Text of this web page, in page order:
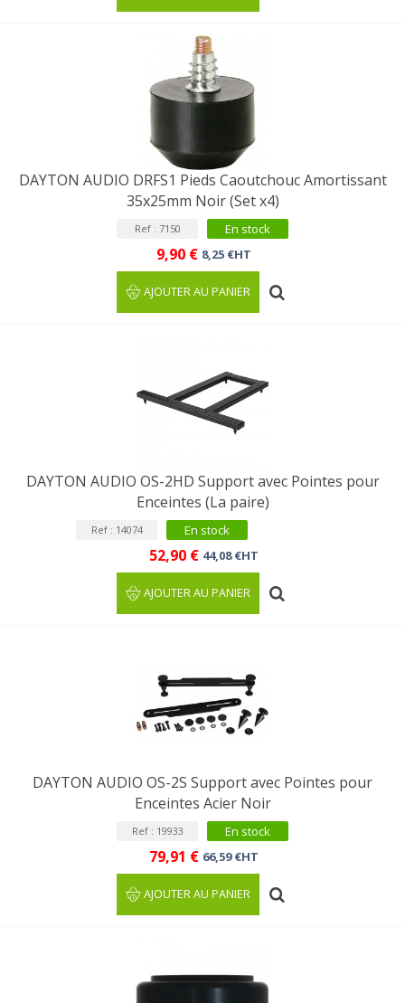
DAYTON AUDIO DRFS1 Pieds Caoutchouc Amortissant
35x25mm Noir (Set x4)
Ref : 7150 En stock
9,90 € 8,25 €HT
AJOUTER AU PANIER
DAYTON AUDIO OS-2HD Support avec Pointes pour
Enceintes (La paire)
Ref : 14074 En stock
52,90 € 44,08 €HT
AJOUTER AU PANIER
DAYTON AUDIO OS-2S Support avec Pointes pour
Enceintes Acier Noir
Ref : 19933 En stock
79,91 € 66,59 €HT
AJOUTER AU PANIER